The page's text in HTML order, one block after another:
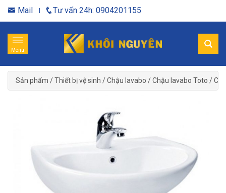
Mail Tư vấn 24h: 0904201155
Menu
Sản phẩm /Thiết bị vệ sinh /Chậu lavabo /Chậu lavabo Toto /